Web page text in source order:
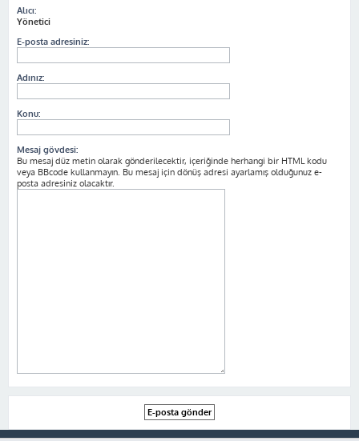
Alıcı:
Yönetici
E-posta adresiniz:
Adınız:
Konu:
Mesaj gövdesi:
Bu mesaj düz metin olarak gönderilecektir, içeriğinde herhangi bir HTML kodu
veya BBcode kullanmayın. Bu mesaj için dönüş adresi ayarlamış olduğunuz e-
posta adresiniz olacaktır.